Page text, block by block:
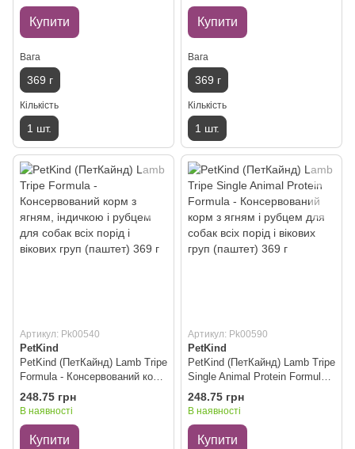
Купити
Вага
369 г
Кількість
1 шт.
Купити
Вага
369 г
Кількість
1 шт.
Артикул: Pk00540
PetKind
PetKind (ПетКайнд) Lamb Tripe
Formula - Консервований корм
з ягням, індичкою і рубцем
для собак всіх порід і вікових
248.75 грн
В наявності
Купити
Артикул: Pk00590
PetKind
PetKind (ПетКайнд) Lamb Tripe
Single Animal Protein Formula -
Консервований корм з ягням і
рубцем для собак всіх порід і
248.75 грн
В наявності
Купити